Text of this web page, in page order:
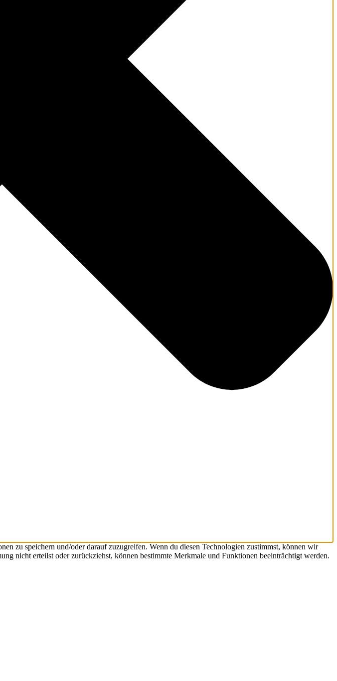
zu speichern und/oder darauf zuzugreifen. Wenn du diesen Technologien zustimmst, können wir
nicht erteilst oder zurückziehst, können bestimmte Merkmale und Funktionen beeinträchtigt werden.